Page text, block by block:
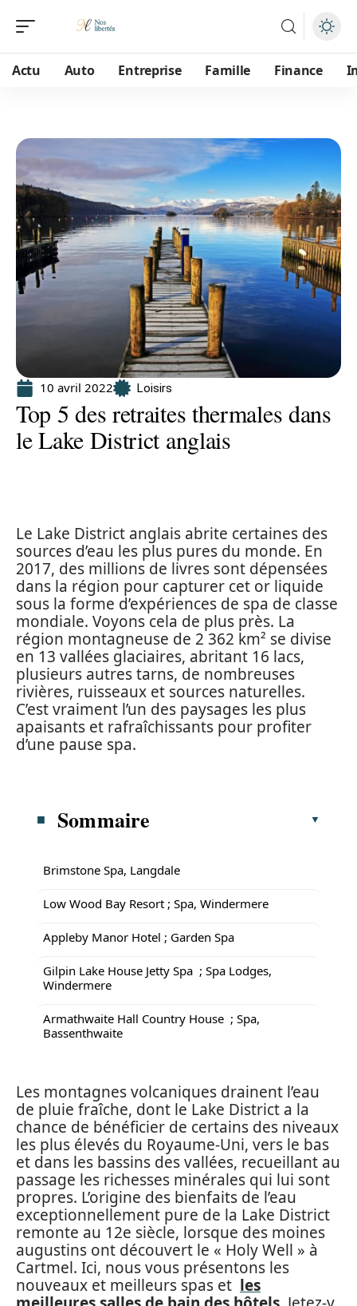
Actu Auto Entreprise Famille Finance
10 avril 2022 Loisirs
Top 5 des retraites thermales dans
le Lake District anglais
Le Lake District anglais abrite certaines des
sources d’eau les plus pures du monde. En
2017, des millions de livres sont dépensées
dans la région pour capturer cet or liquide
sous la forme d’expériences de spa de classe
mondiale. Voyons cela de plus près. La
région montagneuse de 2 362 km² se divise
en 13 vallées glaciaires, abritant 16 lacs,
plusieurs autres tarns, de nombreuses
rivières, ruisseaux et sources naturelles.
C’est vraiment l’un des paysages les plus
apaisants et rafraîchissants pour profiter
d’une pause spa.
Sommaire
Brimstone Spa, Langdale
Low Wood Bay Resort ; Spa, Windermere
Appleby Manor Hotel ; Garden Spa
Gilpin Lake House Jetty Spa ; Spa Lodges,
Windermere
Armathwaite Hall Country House ; Spa,
Bassenthwaite
Les montagnes volcaniques drainent l’eau
de pluie fraîche, dont le Lake District a la
chance de bénéficier de certains des niveaux
les plus élevés du Royaume-Uni, vers le bas
et dans les bassins des vallées, recueillant au
passage les richesses minérales qui lui sont
propres. L’origine des bienfaits de l’eau
exceptionnellement pure de la Lake District
remonte au 12e siècle, lorsque des moines
augustins ont découvert le « Holy Well » à
Cartmel. Ici, nous vous présentons les
nouveaux et meilleurs spas et les